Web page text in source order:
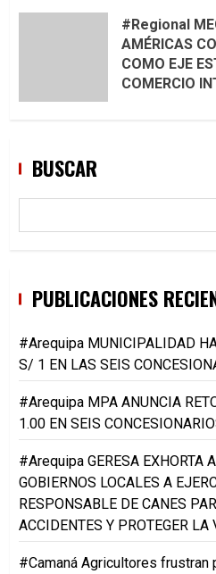
#Regional
AMÉRICAS
COMO EJE
COMERCIO
BUSCAR
PUBLICACIONES
#Arequipa MUNICIPALIDAD
S/ 1 EN LAS SEIS
#Arequipa MPA ANUNCIA
1.00 EN SEIS
#Arequipa GERESA EXHORTA
GOBIERNOS LOCALES A
RESPONSABLE DE CANES
ACCIDENTES Y PROTEGER LA
#Camaná Agricultores